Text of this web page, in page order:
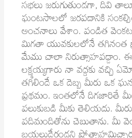
సభలు జరుగుతుండగా, దివి
ఘంటసాలలో జరపడానికి
అంచనాలు వేశాం. పండిత
మిగతా యువకులలోనే తగినంత
మేము చాలా నిరుత్సాహపడ్డాం. ఈ
లక్ష్మయ్యగారు నా వద్దకు వచ్చి
తగిలిందే ఒక దెబ్బ మీరు ఒక
ప్రథమం. ఇంతలోనే దిగజారితే
పలుకుబడి మీకు తెలియదు.
పదిమందితోను చెబుతాను. మీ